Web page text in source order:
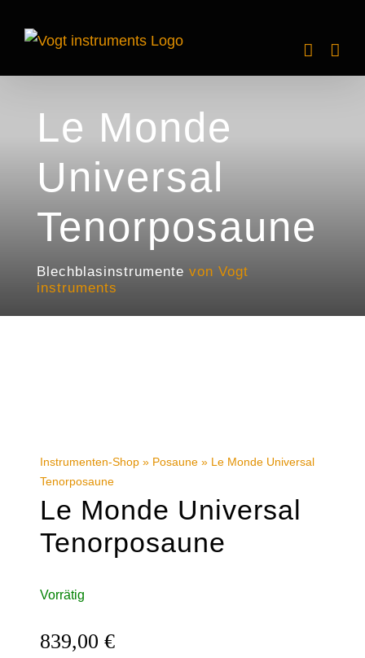
Inhalt
Le Monde
Universal
Tenorposaune
Blechblasinstrumente von Vogt
instruments
Instrumenten-Shop » Posaune » Le Monde Universal
Tenorposaune
Le Monde Universal
Tenorposaune
Vorrätig
839,00€